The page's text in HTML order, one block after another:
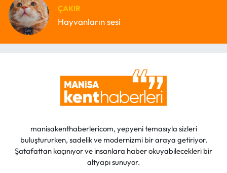
ÇAKIR
Hayvanların sesi
manisakenthaberlericom, yepyeni temasıyla sizleri
buluştururken, sadelik ve modernizmi bir araya getiriyor.
Şatafattan kaçınıyor ve insanlara haber okuyabilecekleri bir
altyapı sunuyor.